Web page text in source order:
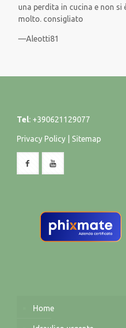
una perdita in cucina e non si
molto. consigliato
Aleotti81
Tel: +390621129077
Privacy Policy| Sitemap
Home